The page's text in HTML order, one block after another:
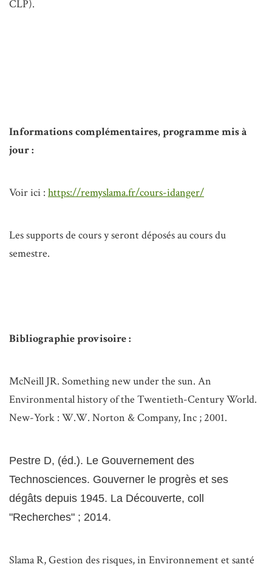
CLP).
Informations complémentaires, programme mis à
jour :
Voir ici : https://remyslama.fr/cours-idanger/
Les supports de cours y seront déposés au cours du
semestre.
Bibliographie provisoire :
McNeill JR. Something new under the sun. An
Environmental history of the Twentieth-Century World.
New-York : W.W. Norton & Company, Inc ; 2001.
Pestre D, (éd.). Le Gouvernement des
Technosciences. Gouverner le progrès et ses
dégâts depuis 1945. La Découverte, coll
"Recherches" ; 2014.
Slama R, Gestion des risques, in Environnement et santé